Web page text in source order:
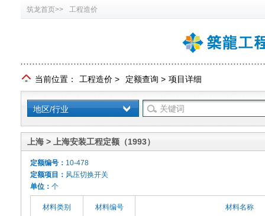
筑龙首页>> 工程造价
当前位置： 工程造价 > 定额查询 > 项目详细
地区/行业
上海 > 上海安装工程定额（1993）
定额编号： 10-478
定额项目： 风压切换开关
单位： 个
材料类别 材料编号 材料名称